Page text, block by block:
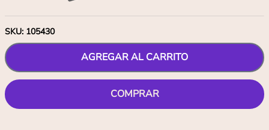
SKU: 105430
AGREGAR AL CARRITO
COMPRAR